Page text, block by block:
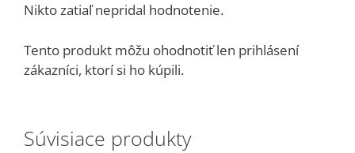
Nikto zatiaľ nepridal hodnotenie.
Tento produkt môžu ohodnotiť len prihlásení
zákazníci, ktorí si ho kúpili.
Súvisiace produkty